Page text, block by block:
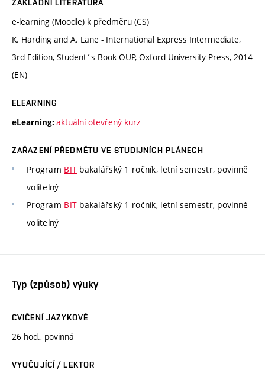
ZÁKLADNÍ LITERATURA
e-learning (Moodle) k předměru (CS)
K. Harding and A. Lane - International Express Intermediate,
3rd Edition, Student´s Book OUP, Oxford University Press, 2014
(EN)
ELEARNING
eLearning: aktuální otevřený kurz
ZAŘAZENÍ PŘEDMĚTU VE STUDIJNÍCH PLÁNECH
Program BIT bakalářský 1 ročník, letní semestr, povinně
volitelný
Program BIT bakalářský 1 ročník, letní semestr, povinně
volitelný
Typ (způsob) výuky
CVIČENÍ JAZYKOVÉ
26 hod., povinná
VYUČUJÍCÍ / LEKTOR